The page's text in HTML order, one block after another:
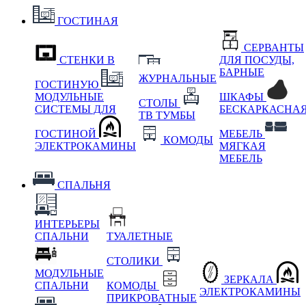
ГОСТИНАЯ
СТЕНКИ В
ГОСТИНУЮ
МОДУЛЬНЫЕ
СИСТЕМЫ ДЛЯ
ГОСТИНОЙ
ЭЛЕКТРОКАМИНЫ
ЖУРНАЛЬНЫЕ
СТОЛЫ
ТВ ТУМБЫ
КОМОДЫ
СЕРВАНТЫ
ДЛЯ ПОСУДЫ,
БАРНЫЕ
ШКАФЫ
МЕБЕЛЬ
МЯГКАЯ
МЕБЕЛЬ
СПАЛЬНЯ
ИНТЕРЬЕРЫ
СПАЛЬНИ
МОДУЛЬНЫЕ
СПАЛЬНИ
ТУАЛЕТНЫЕ
СТОЛИКИ
КОМОДЫ
ПРИКРОВАТНЫЕ
ЗЕРКАЛА
ЭЛЕКТРОКАМИНЫ